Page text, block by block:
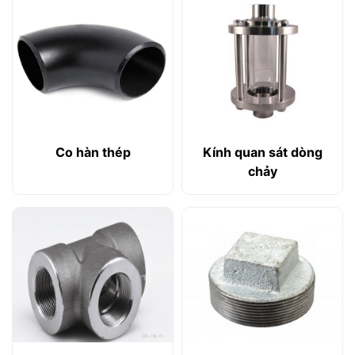
Co hàn thép
Kính quan sát dòng
chảy